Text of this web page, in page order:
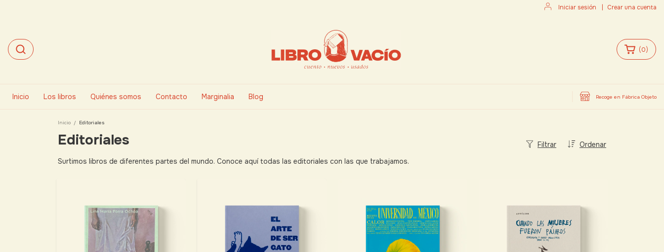
Iniciar sesión Crear una cuenta
(0)
Inicio Los libros Quiénes somos Contacto Marginalia Blog Recoge en Fábrica Objeto
Inicio / Editoriales
Editoriales Ordenar
Filtrar
Surtimos libros de diferentes partes del mundo. Conoce aquí todas las editoriales con las que trabajamos.